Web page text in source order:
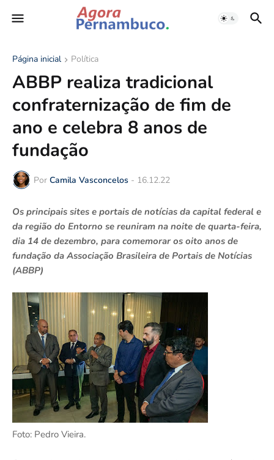
Página inicial Política
ABBP realiza tradicional
confraternização de fim de
ano e celebra 8 anos de
fundação
Por Camila Vasconcelos - 16.12.22
Os principais sites e portais de notícias da capital federal e
da região do Entorno se reuniram na noite de quarta-feira,
dia 14 de dezembro, para comemorar os oito anos de
fundação da Associação Brasileira de Portais de Notícias
(ABBP)
Foto: Pedro Vieira.